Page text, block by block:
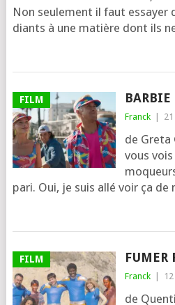
Non seule­ment il faut essayer
diants à une matière dont ils
FILM BARBIE
Franck
de Greta
vous
pari. Oui, je suis allé voir ça de
FILM FUMER
Franck
de